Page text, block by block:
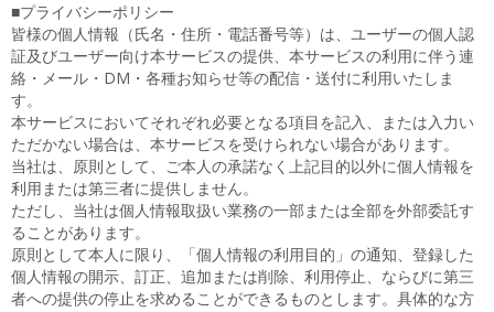
■プライバシーポリシー
皆様の個人情報（氏名・住所・電話番号等）は、ユーザーの個人認
証及びユーザー向け本サービスの提供、本サービスの利用に伴う連
絡・メール・DM・各種お知らせ等の配信・送付に利用いたしま
す。
本サービスにおいてそれぞれ必要となる項目を記入、または入力い
ただかない場合は、本サービスを受けられない場合があります。
当社は、原則として、ご本人の承諾なく上記目的以外に個人情報を
利用または第三者に提供しません。
ただし、当社は個人情報取扱い業務の一部または全部を外部委託す
ることがあります。
原則として本人に限り、「個人情報の利用目的」の通知、登録した
個人情報の開示、訂正、追加または削除、利用停止、ならびに第三
者への提供の停止を求めることができるものとします。具体的な方